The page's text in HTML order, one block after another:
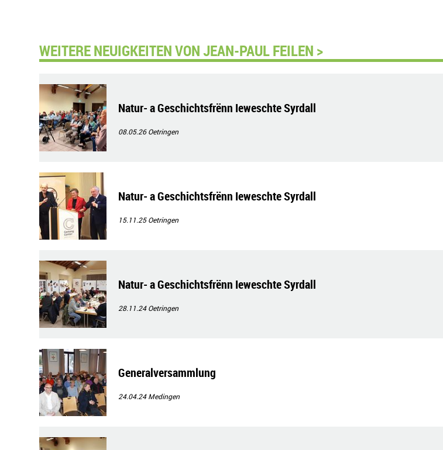
WEITERE NEUIGKEITEN VON JEAN-PAUL FEILEN >
Natur- a Geschichtsfrënn Ieweschte Syrdall
08.05.26Oetringen
Natur- a Geschichtsfrënn Ieweschte Syrdall
15.11.25Oetringen
Natur- a Geschichtsfrënn Ieweschte Syrdall
28.11.24Oetringen
Generalversammlung
24.04.24Medingen